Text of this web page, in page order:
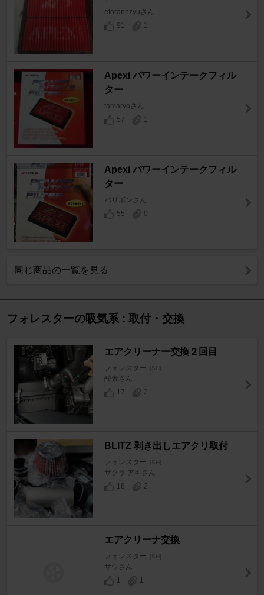
etorannzyuさん
91
1
Apexi パワーインテークフィル
ター
tamaryoさん
57
1
Apexi パワーインテークフィル
ター
バリボンさん
55
0
同じ商品の一覧を見る
フォレスターの吸気系 : 取付・交換
エアクリーナー交換２回目
フォレスター
酸素さん
17
2
BLITZ 剥き出しエアクリ取付
フォレスター
サクラ アキさん
18
2
エアクリーナ交換
フォレスター
サウさん
1
1